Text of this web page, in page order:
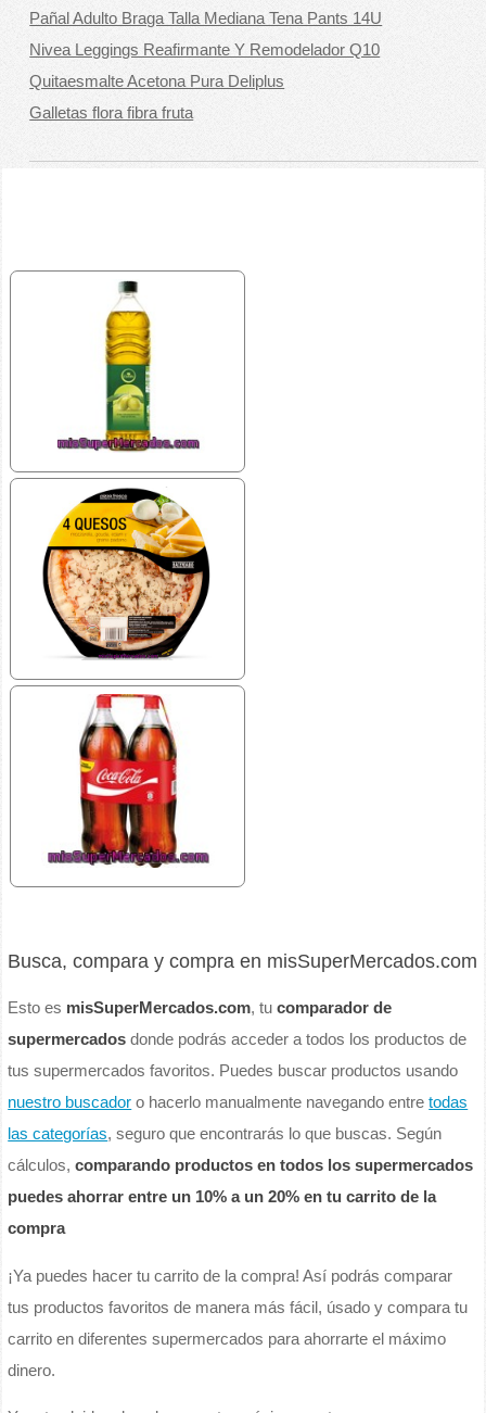
Pañal Adulto Braga Talla Mediana Tena Pants 14U
Nivea Leggings Reafirmante Y Remodelador Q10
Quitaesmalte Acetona Pura Deliplus
Galletas flora fibra fruta
Busca, compara y compra en misSuperMercados.com
Esto es misSuperMercados.com, tucomparador de
supermercados donde podrás acceder a todos los productos de
tus supermercados favoritos. Puedes buscar productos usando
nuestro buscador o hacerlo manualmente navegando entretodas
las categorías, seguro que encontrarás lo que buscas. Según
cálculos,comparando productos en todos los supermercados
puedes ahorrar entre un 10% a un 20% en tu carrito de la
compra
¡Ya puedes hacer tu carrito de la compra! Así podrás comparar
tus productos favoritos de manera más fácil, úsado y compara tu
carrito en diferentes supermercados para ahorrarte el máximo
dinero.